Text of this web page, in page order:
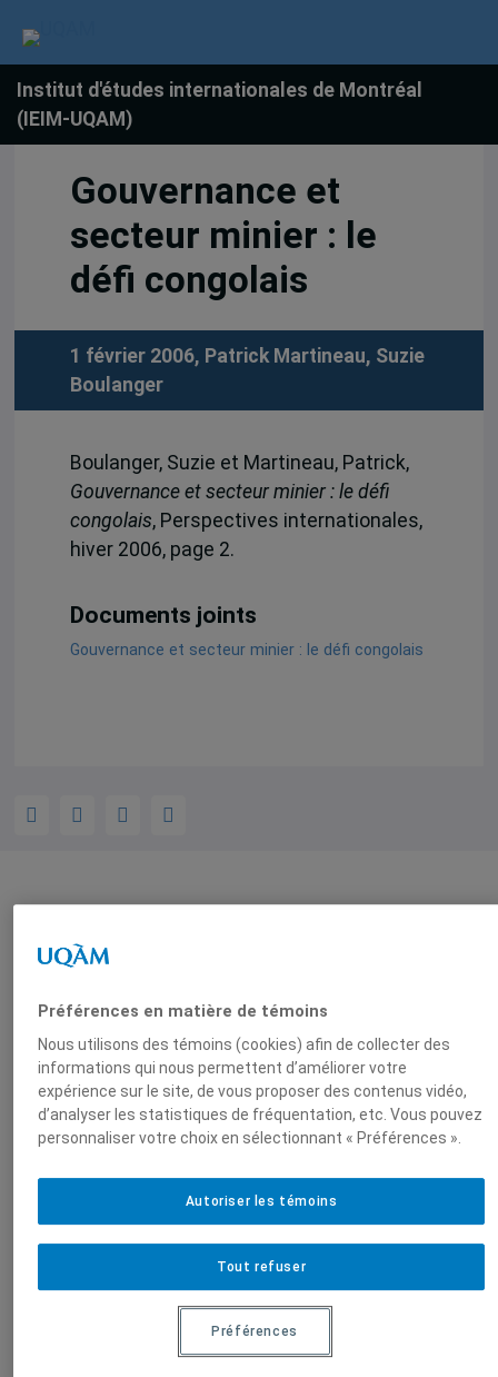
Institut d'études internationales de Montréal
(IEIM-UQAM)
Gouvernance et
secteur minier : le
défi congolais
1 février 2006, Patrick Martineau, Suzie
Boulanger
Boulanger, Suzie et Martineau, Patrick,
Gouvernance et secteur minier : le défi
congolais, Perspectives internationales,
hiver 2006, page 2.
Documents joints
Gouvernance et secteur minier : le défi congolais
Sur le même sujet
La route commerciale du coltan
congolais : une enquête
1 mai 2003,Patrick Martineau
La route commerciale du coltan
congolais : une enquête
Préférences en matière de témoins
Nous utilisons des témoins (cookies) afin de collecter des
informations qui nous permettent d’améliorer votre
expérience sur le site, de vous proposer des contenus vidéo,
d’analyser les statistiques de fréquentation, etc. Vous pouvez
personnaliser votre choix en sélectionnant « Préférences ».
Tout refuser
Autoriser les témoins
Préférences